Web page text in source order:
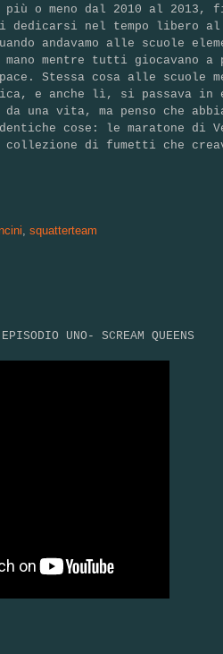
o meno dal 2010 al 2013,
nel tempo libero al
andavamo alle scuole
mentre tutti giocavano a
Stessa cosa alle scuole
e anche lì, si passava in
una vita, ma penso che
cose: le maratone
collezione di fumetti che
squatterteam
UNO- SCREAM QUEENS